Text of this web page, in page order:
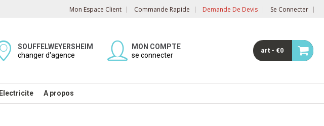
Mon Espace Client Commande Rapide Demande De Devis Se Connecter
SOUFFELWEYERSHEIM
changer d'agence
MON COMPTE
se connecter
art - €0
Electricite A propos